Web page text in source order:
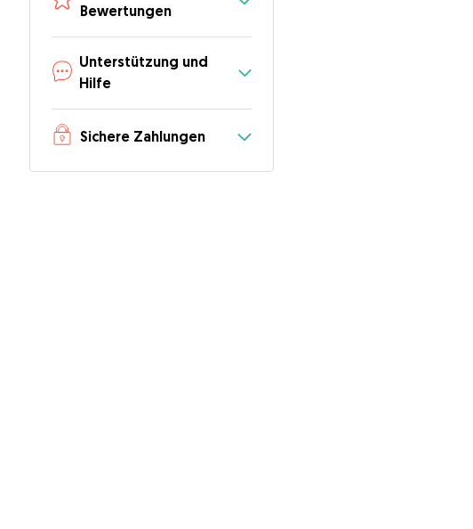
Bewertungen
Unterstützung und
Hilfe
Sichere Zahlungen